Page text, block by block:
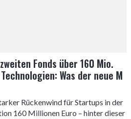
Fonds über 160 Mio.
Was der neue M
Rückenwind für Startups in der
160 Millionen Euro – hinter dieser